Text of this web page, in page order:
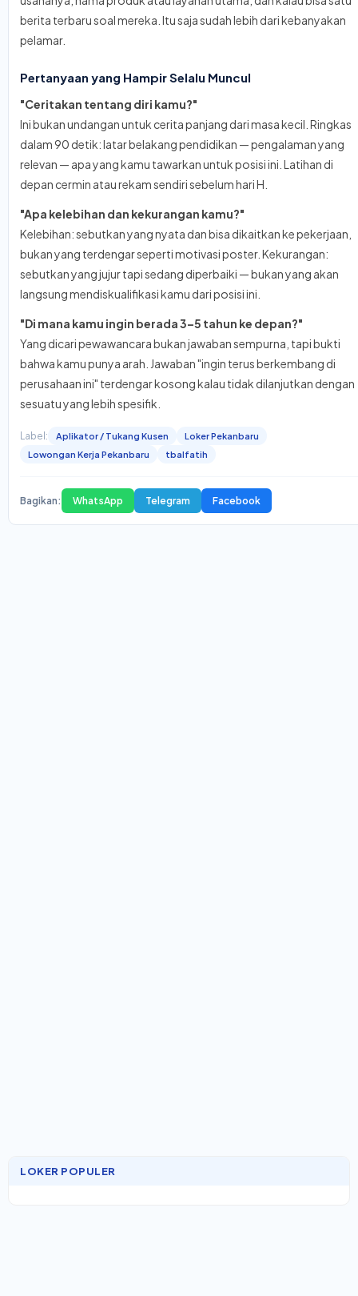
berita terbaru soal mereka. Itu saja sudah lebih dari kebanyakan
pelamar.
Pertanyaan yang Hampir Selalu Muncul
"Ceritakan tentang diri kamu?"
Ini bukan undangan untuk cerita panjang dari masa kecil. Ringkas
dalam 90 detik: latar belakang pendidikan — pengalaman yang
relevan — apa yang kamu tawarkan untuk posisi ini. Latihan di
depan cermin atau rekam sendiri sebelum hari H.
"Apa kelebihan dan kekurangan kamu?"
Kelebihan: sebutkan yang nyata dan bisa dikaitkan ke pekerjaan,
bukan yang terdengar seperti motivasi poster. Kekurangan:
sebutkan yang jujur tapi sedang diperbaiki — bukan yang akan
langsung mendiskualifikasi kamu dari posisi ini.
"Di mana kamu ingin berada 3–5 tahun ke depan?"
Yang dicari pewawancara bukan jawaban sempurna, tapi bukti
bahwa kamu punya arah. Jawaban "ingin terus berkembang di
perusahaan ini" terdengar kosong kalau tidak dilanjutkan dengan
sesuatu yang lebih spesifik.
Label: Aplikator / Tukang Kusen
Loker Pekanbaru
Lowongan Kerja Pekanbaru
tbalfatih
Bagikan: WhatsApp Telegram Facebook
LOKER POPULER